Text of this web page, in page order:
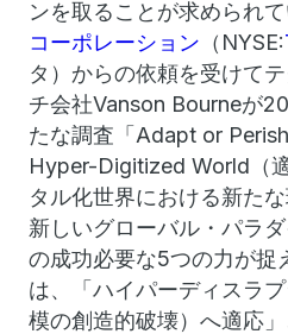
ンを取ることが求められて
コーポレーション （NYSE:
タ）からの依頼を受けて
チ会社Vanson Bourneが
たな調査「Adapt or
Hyper-Digitized World（
タル化世界における新た
新しいグローバル・パラ
の成功必要な5つの力が捉
は、「ハイパーディスラ
模の創造的破壊）へ適応